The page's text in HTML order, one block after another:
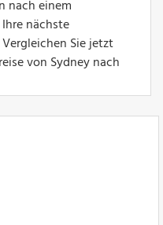
nach einem
nächste
Sie jetzt
von Sydney nach